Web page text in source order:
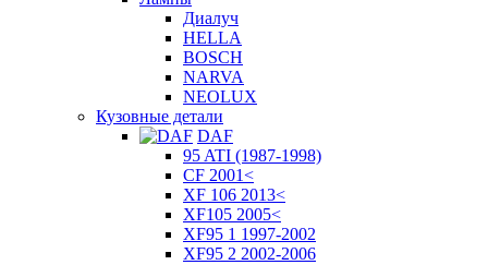
Диалуч
HELLA
BOSCH
NARVA
NEOLUX
Кузовные детали
DAF
95 ATI (1987-1998)
CF 2001<
XF 106 2013<
XF105 2005<
XF95 1 1997-2002
XF95 2 2002-2006